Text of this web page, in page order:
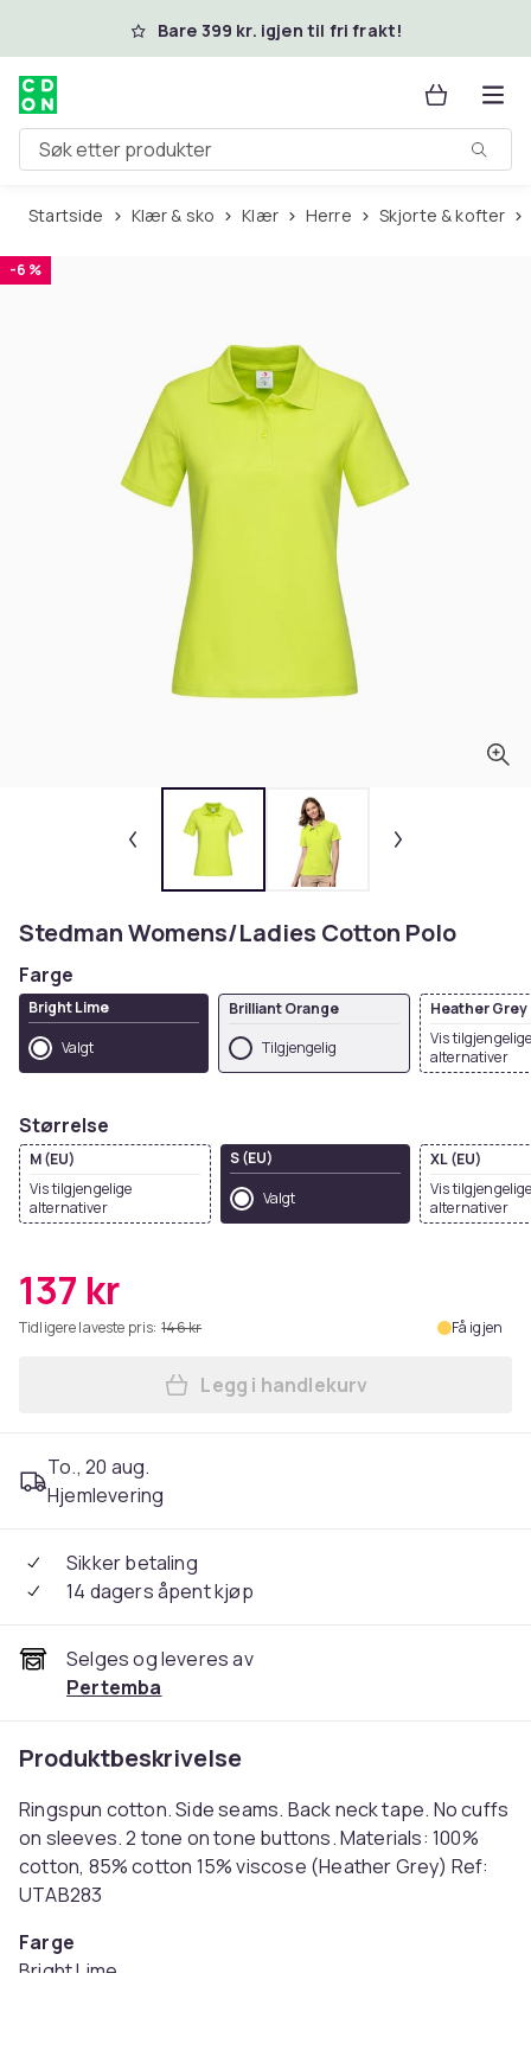
Hopp til hovedinnholdBare 399 kr. igjen til fri frakt!
Søk etter produkter
Startside Klær & sko Klær Herre Skjorte & kofter
-6 %
Stedman Womens/Ladies Cotton Polo
Farge
Bright Lime
Valgt
Brilliant Orange
Tilgjengelig
Heather Grey
Vis
alternativer
Størrelse
M (EU)
Vis tilgjengelige
alternativer
S (EU)
Valgt
XL (EU)
Vis
alternativer
137 kr
Tidligere laveste pris: 146 kr Få igjen
Legg Stedman Womens/
Legg i handlekurv
To., 20 aug.
Hjemlevering
Sikker betaling
14 dagers åpent kjøp
Selges og leveres av
Pertemba
Produktbeskrivelse
Ringspun cotton. Side seams. Back neck tape. No cuffs
on sleeves. 2 tone on tone buttons. Materials: 100%
cotton, 85% cotton 15% viscose (Heather Grey) Ref:
UTAB283
Farge
Bright Lime